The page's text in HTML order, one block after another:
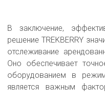
В заключение,
решение TREKBERRY
отслеживание
Оно обеспечивает
оборудованием в
является важным